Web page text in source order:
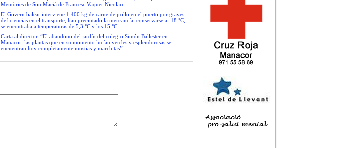
Memòries de Son Macià de Francesc Vaquer Nicolau
El Govern balear interviene 1.400 kg de carne de pollo en el puerto por graves
deficiencias en el transporte, han precintado la mercancía, conservarse a -18 °C,
se encontraba a temperaturas de 5,3 °C y los 15 °C
Carta al director. “El abandono del jardín del colegio Simón Ballester en
Manacor, las plantas que en su momento lucían verdes y esplendorosas se
encuentran hoy completamente mustias y marchitas”